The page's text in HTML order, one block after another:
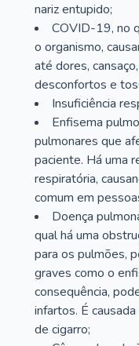
nariz entupido;
COVID-19, no
o organismo,
até dores,
desconfortos e
Insuficiência
Enfisema
pulmonares que
paciente. Há uma
respiratória,
comum em
Doença
qual há uma
para os pulmões,
graves como o
consequência,
infartos. É
de cigarro;